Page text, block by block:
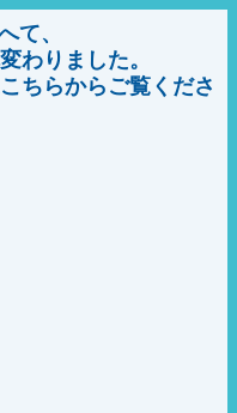
て、
わりました。
ちらからご覧くださ